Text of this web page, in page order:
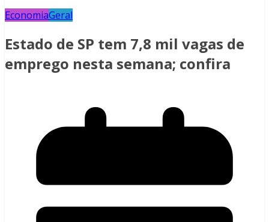
EconomiaGeral
Estado de SP tem 7,8 mil vagas de
emprego nesta semana; confira